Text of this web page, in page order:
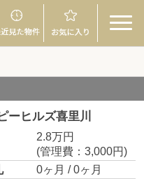
ーヒルズ喜里川
2.8万円
(管理費：3,000円)
0ヶ月 / 0ヶ月